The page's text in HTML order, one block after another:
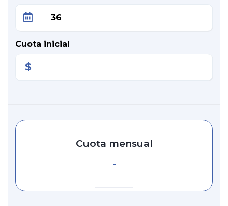
Cuota inicial
$
Cuota mensual
-